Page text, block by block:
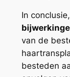
In
van de
besteden